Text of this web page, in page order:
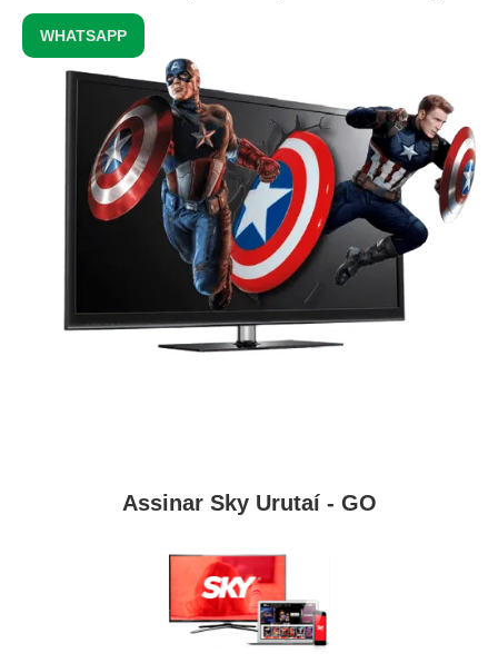
WHATSAPP
Assinar Sky Urutaí - GO